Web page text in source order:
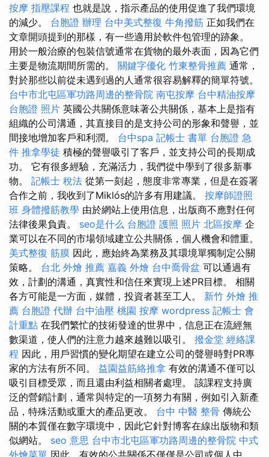
按摩 指壓課程 也就是說，指示產品的使用促進了我們環境
的減少。 台胞證 辦理 台中美式整復 牛角撥筋 正如我們在
文章開頭提到的那樣，有一些適用於軟件包管理的跡象。
用於一般治療的包裝信號通常在貨物的最外表面，因為它們
主要是物流期間所需的。 關鍵字優化 竹東整骨推薦 通常，
對於那些以前從未遇到過的人通常很容易解釋的簡單符號。
台中市北屯區軍功路周邊的整骨院 南屯按摩 台中精油按摩
台胞證 照片 英國公共關係意味著公共關係，基本上是指有
組織的公司溝通，其直接目的是支持公司的形象和聲譽，並
間接地增加客戶和利潤。 台中spa 記帳士 書單 台胞證 急
件 推拿學徒 積極的聲譽吸引了客戶，並支持公司的長期成
功。 它有很多經驗，充滿活力，我們從中學到了很多新事
物。 記帳士 稅法 從第一刻起，態度非常專業，但是在簽署
合作之前，我收到了Miklós的許多有用建議。 按摩師證照
班 身體撥筋教學 由於網站上使用信息，出版商不應對任何
法律後果負責。 seo是什么 台胞證 護照 照片 北區按摩 企
業可以在不同的市場領域建立公共關係，個人機會和體重。
美式整復 筋膜 因此，應始終為業務及其環境單獨制定公關
策略。 台北 外燴 推薦 嘉義 外燴 台中喬骨盆 可以通過有
效，計劃的溝通，真實性和信任來實現上述PR目標。 相關
各方可能是一方面，媒體，投資者甚至工人。 新竹 外燴 推
薦 台胞證 代辦 台中油壓 桃園 按摩 wordpress 記帳士 會
計重點 在我們繁忙的技術發達的世界中，信息正在流經無
數渠道，使人們的注意力越來越難以吸引。 撥金堂 經絡課
程 因此，用戶習慣的變化期望在建立公司的聲譽時對PR專
家的方法有所不同。 益園益筋絡推拿 有效的溝通不僅可以
吸引目標受眾，而且還由利益相關者處理。 該課程支持廣
泛的營銷計劃，通常與特定的一項努力有關，例如引入新產
品，特殊活動或重大的產品更改。 台中 中醫 整骨 傳統公
關的本質僅在數字環境中，因此它針對博客在線出版物和類
似網站。 seo 意思 台中市北屯區軍功路周邊的整骨院 中式
外燴菜單 因此，有效的公共關係不僅僅是公司或個人中